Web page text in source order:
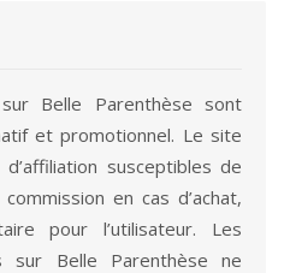
Belle Parenthèse sont
et promotionnel. Le site
susceptibles de
en cas d’achat,
pour l’utilisateur. Les
sur Belle Parenthèse ne